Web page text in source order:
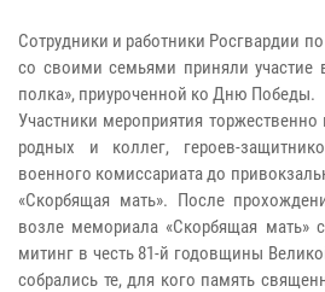
Сотрудники и работники Росгвардии
со своими семьями приняли участие
полка», приуроченной ко Дню Победы.
Участники мероприятия
родных и коллег, героев-
военного комиссариата до
«Скорбящая мать». После
возле мемориала «Скорбящая мать»
митинг в честь 81‑й годовщины
собрались те, для кого память